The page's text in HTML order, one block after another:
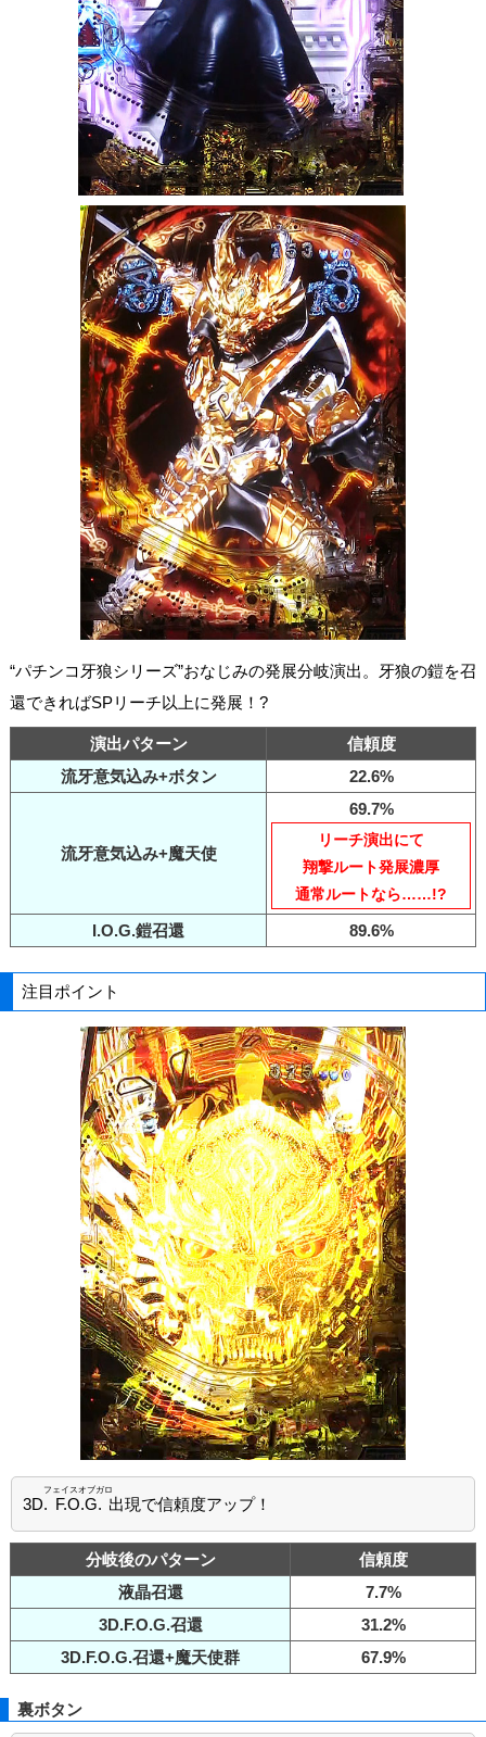
“パチンコ牙狼シリーズ”おなじみの発展分岐演出。牙狼の鎧を召
還できればSPリーチ以上に発展！?
演出パターン
信頼度
流牙意気込み+ボタン
22.6%
流牙意気込み+魔天使
69.7%
リーチ演出にて
翔撃ルート発展濃厚
通常ルートなら……!?
I.O.G.鎧召還 89.6%
注目ポイント
3D. F.O.G.
フェイスオブガロ
出現で信頼度アップ！
分岐後のパターン
信頼度
液晶召還
7.7%
3D.F.O.G.召還
31.2%
3D.F.O.G.召還+魔天使群
67.9%
裏ボタン